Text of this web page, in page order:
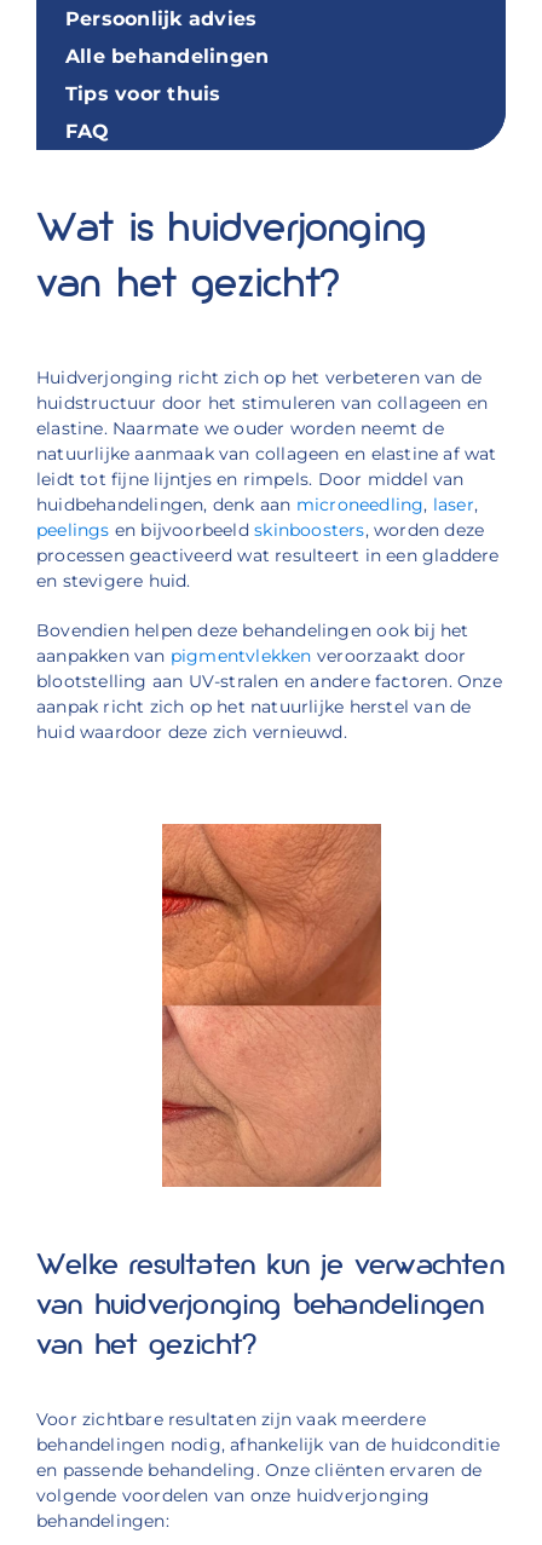
Persoonlijk advies
Alle behandelingen
Tips voor thuis
FAQ
Wat is huidverjonging
van het gezicht?
Huidverjonging richt zich op het verbeteren van de
huidstructuur door het stimuleren van collageen en
elastine. Naarmate we ouder worden neemt de
natuurlijke aanmaak van collageen en elastine af wat
leidt tot fijne lijntjes en rimpels. Door middel van
huidbehandelingen, denk aan microneedling, laser,
peelings en bijvoorbeeldskinboosters, worden deze
processen geactiveerd wat resulteert in een gladdere
en stevigere huid.
Bovendien helpen deze behandelingen ook bij het
aanpakken van pigmentvlekken veroorzaakt door
blootstelling aan UV-stralen en andere factoren. Onze
aanpak richt zich op het natuurlijke herstel van de
huid waardoor deze zich vernieuwd.
Welke resultaten kun je verwachten
van huidverjonging behandelingen
van het gezicht?
Voor zichtbare resultaten zijn vaak meerdere
behandelingen nodig, afhankelijk van de huidconditie
en passende behandeling. Onze cliënten ervaren de
volgende voordelen van onze huidverjonging
behandelingen: